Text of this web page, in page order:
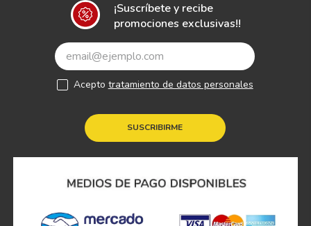
¡Suscríbete y recibe
promociones exclusivas!!
SUSCRIBIRME
Acepto tratamiento de datos personales